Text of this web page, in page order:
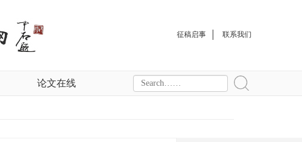
征稿启事 联系我们
论文在线